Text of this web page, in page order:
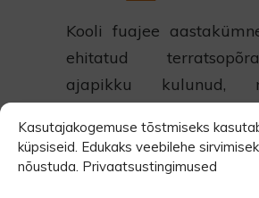
Kasutajakogemuse tõstmiseks
küpsiseid. Edukaks veebilehe
nõustuda. Privaatsustingimused
Kooli fuajee
ehitatud
ajapikku kulunud,
kohtades auklik.
kombeks